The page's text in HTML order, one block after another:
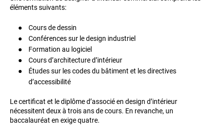
éléments suivants:
Cours de dessin
Conférences sur le design industriel
Formation au logiciel
Cours d’architecture d’intérieur
Études sur les codes du bâtiment et les directives
d’accessibilité
Le certificat et le diplôme d’associé en design d’intérieur
nécessitent deux à trois ans de cours. En revanche, un
baccalauréat en exige quatre.